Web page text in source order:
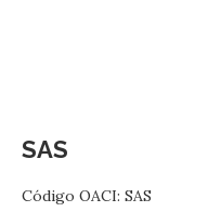
SAS
Código OACI: SAS